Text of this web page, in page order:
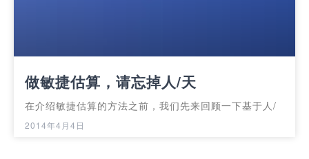
做敏捷估算，请忘掉人/天
在介绍敏捷估算的方法之前，我们先来回顾一下基于人/
2014年4月4日